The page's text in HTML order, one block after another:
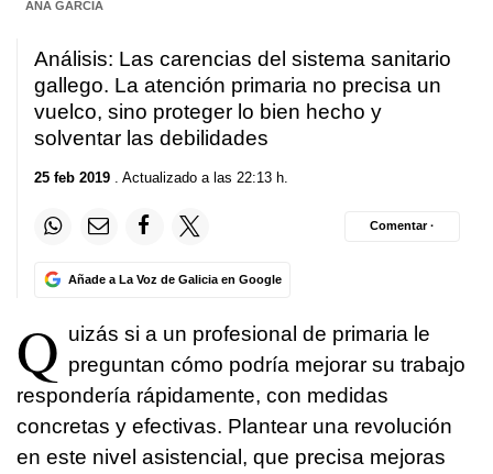
ANA GARCIA
Análisis: Las carencias del sistema sanitario
gallego. La atención primaria no precisa un
vuelco, sino proteger lo bien hecho y
solventar las debilidades
25 feb 2019 . Actualizado a las 22:13 h.
Añade a La Voz de Galicia en Google
Comentar ·
Q uizás si a un profesional de primaria le
preguntan cómo podría mejorar su trabajo
respondería rápidamente, con medidas
concretas y efectivas. Plantear una revolución
en este nivel asistencial, que precisa mejoras